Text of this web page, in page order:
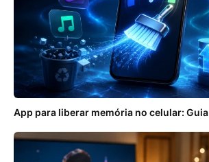
App para liberar memória no celular: Guia